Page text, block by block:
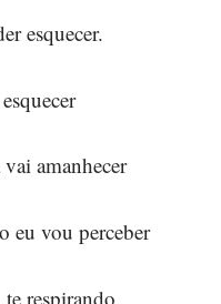
esquecer.
amanhecer
eu vou perceber
respirando